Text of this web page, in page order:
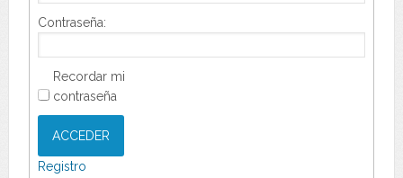
Contraseña:
Recordar mi
contraseña
ACCEDER
Registro